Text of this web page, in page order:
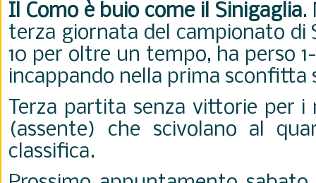
Il Como è buio come il Sinigaglia.
terza giornata del campionato di
10 per oltre un tempo, ha perso
incappando nella prima sconfitta
Terza partita senza vittorie per i
(assente) che scivolano al
classifica.